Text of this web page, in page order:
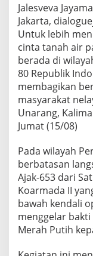
Jalesveva
Jakarta,
Untuk lebih
cinta tanah air
berada di
80 Republik
membagikan
masyarakat
Unarang,
Jumat (15/08)
Pada wilayah
berbatasan
Ajak-653 dari
Koarmada II
bawah kendali
menggelar
Merah Putih